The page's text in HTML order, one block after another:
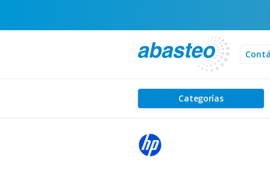
Categorías